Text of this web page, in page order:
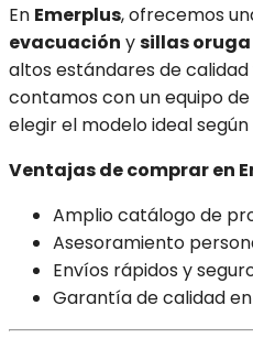
En Emerplus, ofrecemos
evacuación ysillas oruga
altos estándares de calidad
contamos con un equipo
elegir el modelo ideal
Ventajas de comprar en
Amplio catálogo de
Asesoramiento
Envíos rápidos y
Garantía de calidad